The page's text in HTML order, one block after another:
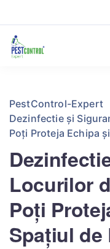
PestControl-Expert
Dezinfectie și
Poți Proteja Echipa
Locurilor
Poți
Spațiul de